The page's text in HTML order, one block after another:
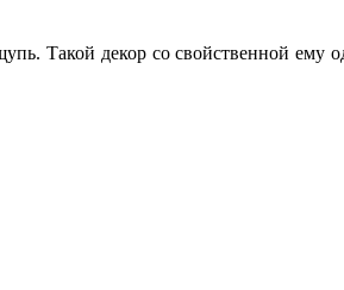
Такой декор со свойственной ему